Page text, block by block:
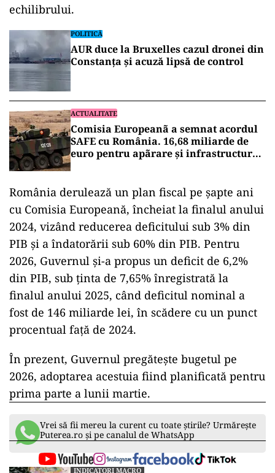
echilibrului.
POLITICĂ
AUR duce la Bruxelles cazul dronei din
Constanța și acuză lipsă de control
ACTUALITATE
Comisia Europeanã a semnat acordul
SAFE cu România. 16,68 miliarde de
euro pentru apãrare și infrastructurã
România derulează un plan fiscal pe șapte ani
cu Comisia Europeană, încheiat la finalul anului
2024, vizând reducerea deficitului sub 3% din
PIB și a îndatorării sub 60% din PIB. Pentru
2026, Guvernul și-a propus un deficit de 6,2%
din PIB, sub ținta de 7,65% înregistrată la
finalul anului 2025, când deficitul nominal a
fost de 146 miliarde lei, în scădere cu un punct
procentual față de 2024.
În prezent, Guvernul pregătește bugetul pe
2026, adoptarea acestuia fiind planificată pentru
prima parte a lunii martie.
Vrei să fii mereu la curent cu toate știrile? Urmărește
Puterea.ro și pe canalul de WhatsApp
INDICATORI MACRO